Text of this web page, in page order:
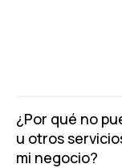
¿Por qué no
u otros
mi negocio?